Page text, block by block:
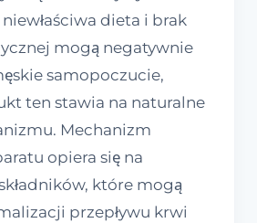
dieta i brak
mogą negatywnie
samopoczucie,
ten stawia na naturalne
Mechanizm
opiera się na
które mogą
przepływu krwi